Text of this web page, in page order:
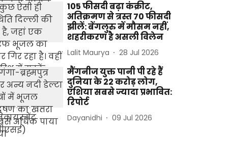
105 फीसदी बढ़ा कंक्रीट,
अतिक्रमण से त्रस्त 70 फीसदी
झीलें: बेंगलुरु में मौसम नहीं,
शहरीकरण है असली विलेन
Lalit Maurya 28 Jul 2026
मैंगनीज युक्त पानी पी रहे हैं
दुनिया के 22 करोड़ लोग,
एशिया सबसे ज्यादा प्रभावित:
रिपोर्ट
Dayanidhi 09 Jul 2026